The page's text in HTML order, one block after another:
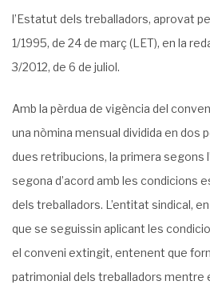
l’Estatut dels treballadors, aprovat
1/1995, de 24 de març (LET), en la
3/2012, de 6 de juliol.
Amb la pèrdua de vigència del
una nòmina mensual dividida en dos
dues retribucions, la primera segons
segona d’acord amb les condicions
dels treballadors. L’entitat sindical,
que se seguissin aplicant les
el conveni extingit, entenent que
patrimonial dels treballadors mentre